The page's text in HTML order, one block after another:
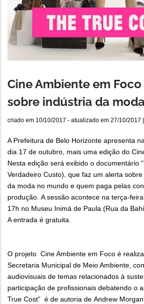
Cine Ambiente em
sobre indústria da moda
criado em 10/10/2017 - atualizado em 27/10/2017
A Prefeitura de Belo Horizonte apresenta
dia 17 de outubro, mais uma edição do
Nesta edição será exibido o documentário
Verdadeiro Custo), que faz um alerta
da moda no mundo e quem paga pelas
produção. A sessão acontece na terça-
17h no Museu Inimá de Paula (Rua da
A entrada é gratuita.
O projeto Cine Ambiente em Foco é
Secretaria Municipal de Meio Ambiente,
audiovisuais de temas relacionados à
participação de profissionais debatendo o
True Cost” é de autoria de Andrew